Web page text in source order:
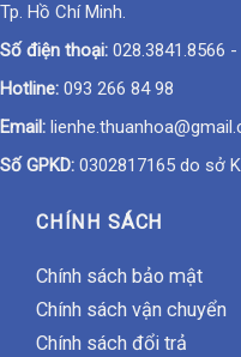
Tp. Hồ Chí Minh.
Số điện thoại: 028.3841.8566 -
Hotline: 093 266 84 98
Email:
Số GPKD: 0302817165 do sở
CHÍNH SÁCH
Chính sách bảo mật
Chính sách vận chuyển
Chính sách đổi trả